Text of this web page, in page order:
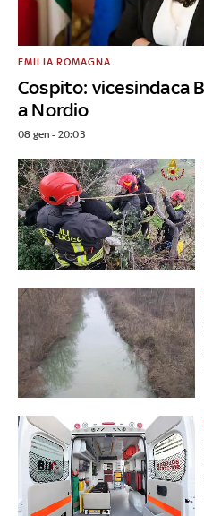
Cospito: vicesindaca
a Nordio
EMILIA ROMAGNA
08 gen - 20:03